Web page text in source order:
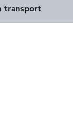
transport